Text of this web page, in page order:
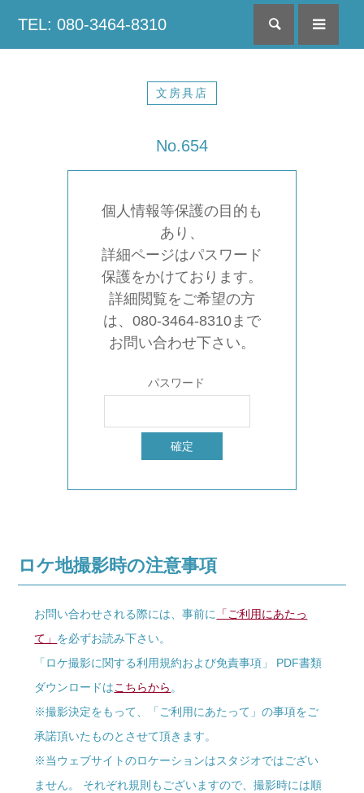
TEL: 080-3464-8310 検索
文房具店
No.654
個人情報等保護の目的も
あり、
詳細ページはパスワード
保護をかけております。
詳細閲覧をご希望の方
は、080-3464-8310まで
お問い合わせ下さい。
パスワード
ロケ地撮影時の注意事項
お問い合わせされる際には、事前に 「ご利用にあたっ
て」 を必ずお読み下さい。
「ロケ撮影に関する利用規約および免責事項」 PDF書類
ダウンロードはこちらから。
※撮影決定をもって、「ご利用にあたって」の事項をご
承諾頂いたものとさせて頂きます。
※当ウェブサイトのロケーションはスタジオではござい
ません。 それぞれ規則もございますので、撮影時には順